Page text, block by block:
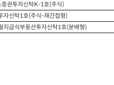
권투자신탁K-1호(주식)
자신탁1호(주식-재간접형)
지급식부동산투자신탁1호(분배형)